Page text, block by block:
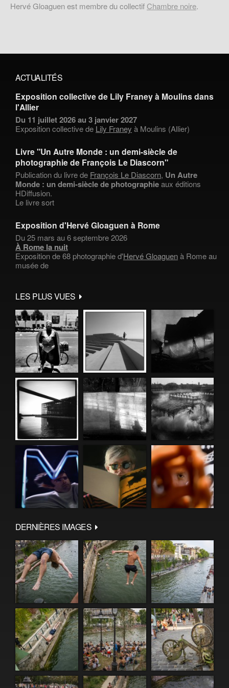
Hervé Gloaguen est membre du collectif Chambre noire.
ACTUALITÉS
Exposition collective de Lily Franey à Moulins dans
l'Allier
Du 11 juillet 2026 au 3 janvier 2027
Exposition collective de Lily Franey à Moulins (Allier)
Livre "Un Autre Monde : un demi-siècle de
photographie de François Le Diascorn"
Publication du livre de François Le Diascorn, Un Autre
Monde : un demi-siècle de photographieaux éditions
HDiffusion.
Le livre sort
Exposition d'Hervé Gloaguen à Rome
Du 25 mars au 6 septembre 2026
À Rome la nuit
Exposition de 68 photographie d'Hervé Gloaguenà Rome au
musée de
LES PLUS VUES
DERNIÈRES IMAGES